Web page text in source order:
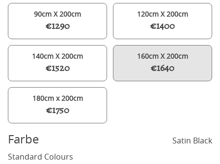
90cm X 200cm
€1290
120cm X 200cm
€1400
140cm X 200cm
€1520
160cm X 200cm
€1640
180cm x 200cm
€1750
Farbe
Satin Black
Standard Colours